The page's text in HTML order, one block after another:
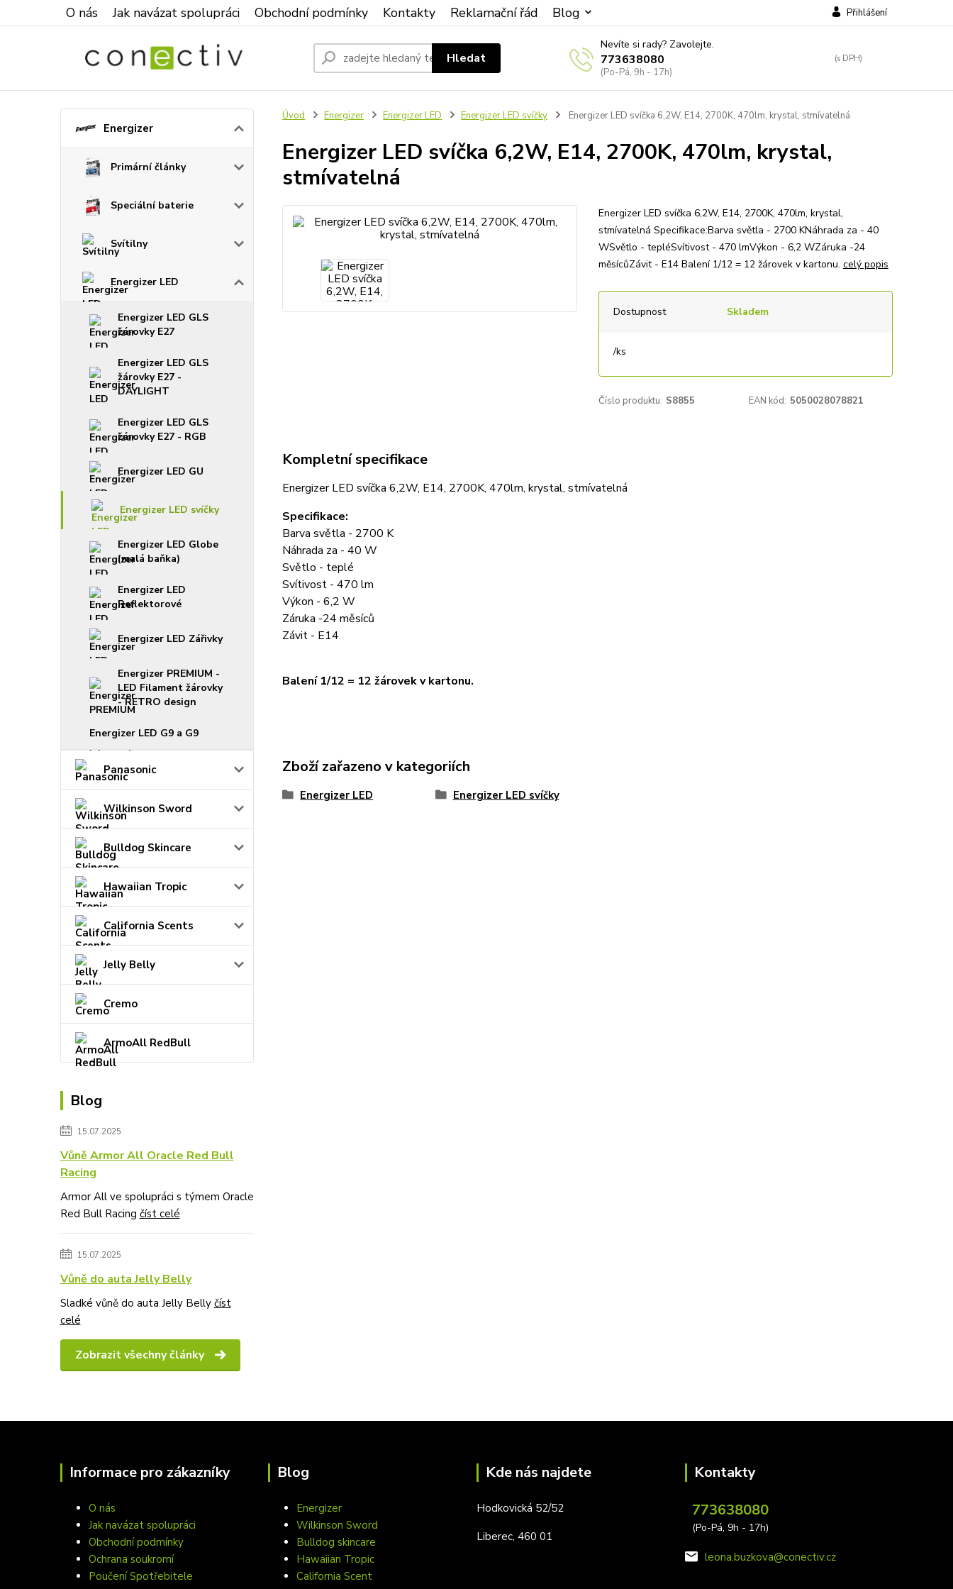
O nás Jak navázat spolupráci Obchodní podmínky Kontakty Reklamační řád Blog Přihlášení
Hledat
Nevíte si rady? Zavolejte.
773638080
(Po-Pá, 9h - 17h)
Energizer
Primární články
Speciální baterie
Svítilny
Energizer LED
Energizer LED GLS
žárovky E27
Energizer LED GLS
žárovky E27 -
DAYLIGHT
Energizer LED GLS
žárovky E27 - RGB
Energizer LED GU
Energizer LED svíčky
Energizer LED Globe
(malá baňka)
Energizer LED
Reflektorové
Energizer LED Zářivky
Energizer PREMIUM -
LED Filament žárovky
- RETRO design
Energizer LED G9 a G9
Panasonic
Wilkinson Sword
Bulldog Skincare
Hawaiian Tropic
California Scents
Jelly Belly
Cremo
ArmoAll RedBull
Blog
15.07.2025
Vůně Armor All Oracle Red Bull
Racing
Armor All ve spolupráci s týmem Oracle
Red Bull Racing číst celé
15.07.2025
Vůně do auta Jelly Belly
Sladké vůně do auta Jelly Belly číst
celé
Zobrazit všechny články
Úvod Energizer Energizer LED Energizer LED svíčky Energizer LED svíčka 6,2W, E14, 2700K, 470lm, krystal, stmívatelná
Energizer LED svíčka 6,2W, E14, 2700K, 470lm, krystal,
stmívatelná
Energizer LED svíčka 6,2W, E14, 2700K, 470lm, krystal,
stmívatelná Specifikace:Barva světla - 2700 KNáhrada za - 40
WSvětlo - tepléSvítivost - 470 lmVýkon - 6,2 WZáruka -24
měsícůZávit - E14 Balení 1/12 = 12 žárovek v kartonu. celý popis
Dostupnost Skladem
/ks
Číslo produktu: S8855 EAN kód: 5050028078821
Kompletní specifikace
Energizer LED svíčka 6,2W, E14, 2700K, 470lm, krystal, stmívatelná
Specifikace:
Barva světla - 2700 K
Náhrada za - 40 W
Světlo - teplé
Svítivost - 470 lm
Výkon - 6,2 W
Záruka -24 měsíců
Závit - E14
Balení 1/12 = 12 žárovek v kartonu.
Zboží zařazeno v kategoriích
Energizer LED Energizer LED svíčky
Informace pro zákazníky
O nás
Jak navázat spolupráci
Obchodní podmínky
Ochrana soukromí
Poučení Spotřebitele
Blog
Energizer
Wilkinson Sword
Bulldog skincare
Hawaiian Tropic
California Scent
Kde nás najdete
Hodkovická 52/52
Liberec, 460 01
Kontakty
773638080
(Po-Pá, 9h - 17h)
leona.buzkova@conectiv.cz